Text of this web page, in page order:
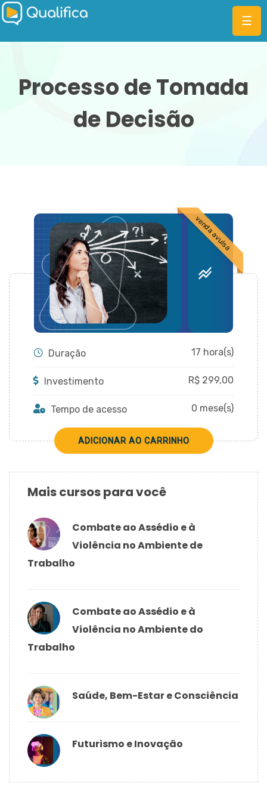
ENTRAR
CADASTRAR
☰
Processo de Tomada
de Decisão
venda avulsa
Duração 17 hora(s)
Investimento R$ 299,00
Tempo de acesso 0 mese(s)
Mais cursos para você
Combate ao Assédio e à
Violência no Ambiente de
Trabalho
Combate ao Assédio e à
Violência no Ambiente do
Trabalho
Saúde, Bem-Estar e Consciência
Futurismo e Inovação